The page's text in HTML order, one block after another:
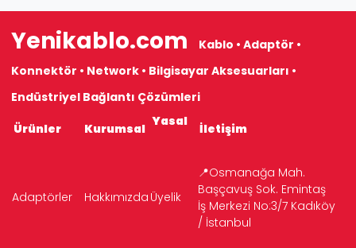
Yenikablo.com
Kablo • Adaptör •
Konnektör • Network • Bilgisayar Aksesuarları •
Endüstriyel Bağlantı Çözümleri
Ürünler
Kurumsal Yasal İletişim
Adaptörler Hakkımızda Üyelik
📍Osmanağa Mah.
Başçavuş Sok. Emintaş
İş Merkezi No:3/7 Kadıköy
/ İstanbul